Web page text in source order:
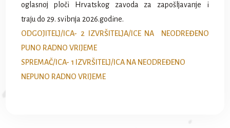
oglasnoj ploči Hrvatskog zavoda za zapošljavanje i
traju do 29. svibnja 2026.godine.
ODGOJITELJ/ICA- 2 IZVRŠITELJA/ICE NA NEODREĐENO
PUNO RADNO VRIJEME
SPREMAČ/ICA- 1 IZVRŠITELJ/ICA NA NEODREĐENO
NEPUNO RADNO VRIJEME